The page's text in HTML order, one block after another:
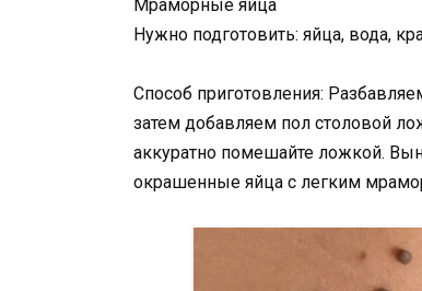
Мраморные яйца
Нужно подготовить: яйца, вода,
Способ приготовления:
затем добавляем пол столовой
аккуратно помешайте ложкой.
окрашенные яйца с легким